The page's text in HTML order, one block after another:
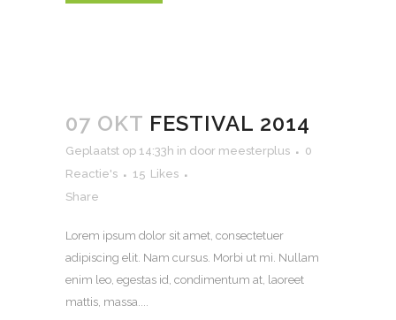
07 OKT FESTIVAL 2014
Geplaatst op 14:33h in door meesterplus
0
Reactie's
15 Likes
Share
Lorem ipsum dolor sit amet, consectetuer
adipiscing elit. Nam cursus. Morbi ut mi. Nullam
enim leo, egestas id, condimentum at, laoreet
mattis, massa....